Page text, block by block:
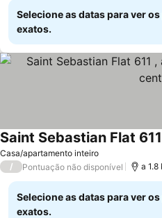
Selecione as datas para ver
exatos.
Casa/apartamento inteiro
Ver preços
/ Pontuação não disponível a 1.8
Selecione as datas para ver
exatos.